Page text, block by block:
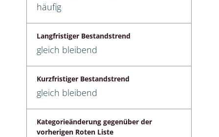
häufig
Langfristiger Bestandstrend
gleich bleibend
Kurzfristiger Bestandstrend
gleich bleibend
Kategorieänderung gegenüber der
vorherigen Roten Liste